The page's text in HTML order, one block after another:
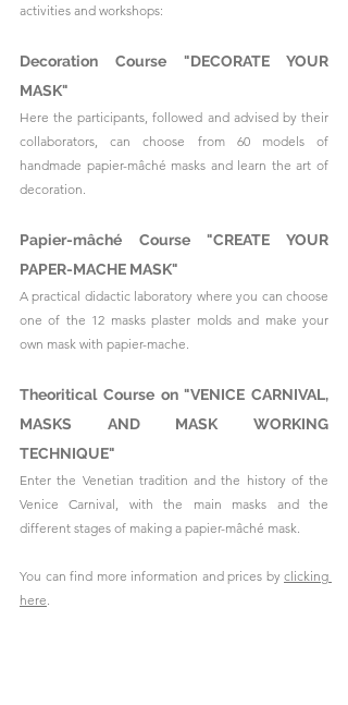
activities and workshops:
Decoration Course "DECORATE YOUR
MASK"
Here the participants, followed and advised by their
collaborators, can choose from 60 models of
handmade papier-mâché masks and learn the art of
decoration.
Papier-mâché Course "CREATE YOUR
PAPER-MACHE MASK"
A practical didactic laboratory where you can choose
one of the 12 masks plaster molds and make your
own mask with papier-mache.
Theoritical Course on "VENICE CARNIVAL,
MASKS AND MASK WORKING
TECHNIQUE"
Enter the Venetian tradition and the history of the
Venice Carnival, with the main masks and the
different stages of making a papier-mâché mask.
You can find more information and prices by clicking
here